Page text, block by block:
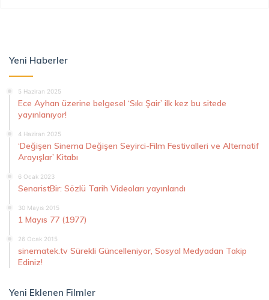
Yeni Haberler
5 Haziran 2025
Ece Ayhan üzerine belgesel ‘Sıkı Şair’ ilk kez bu sitede
yayınlanıyor!
4 Haziran 2025
‘Değişen Sinema Değişen Seyirci-Film Festivalleri ve Alternatif
Arayışlar’ Kitabı
6 Ocak 2023
SenaristBir: Sözlü Tarih Videoları yayınlandı
30 Mayıs 2015
1 Mayıs 77 (1977)
26 Ocak 2015
sinematek.tv Sürekli Güncelleniyor, Sosyal Medyadan Takip
Ediniz!
Yeni Eklenen Filmler